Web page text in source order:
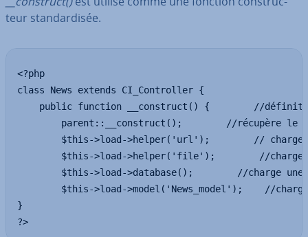
teur stan­dar­di­sée.
<?php
class News extends CI_Controller {
public function __construct() {        //
parent::__construct();        //récupère le
$this->load->helper('url');        //
$this->load->helper('file');        //
$this->load->database();        //charge une
$this->load->model('News_model');    //
}
?>